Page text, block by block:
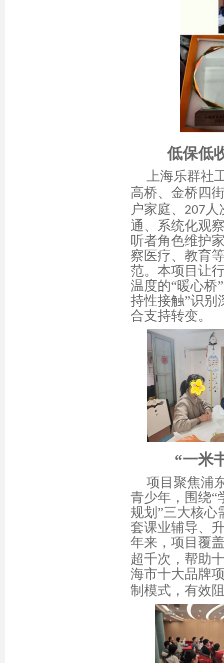
低保低
上海乐群社
高桥、金桥四
户家庭、 207人
通、系统化观
听者角色维护
察医疗、教育
范。 本项目让
温度的“暖心桥
持性接触”识别
合支持转变。
“一米
项目聚焦浦
青少年，围绕“
规划”三大核心
套课业辅导、
年来，项目覆
超千次，帮助
海市十大品牌
制模式，有效